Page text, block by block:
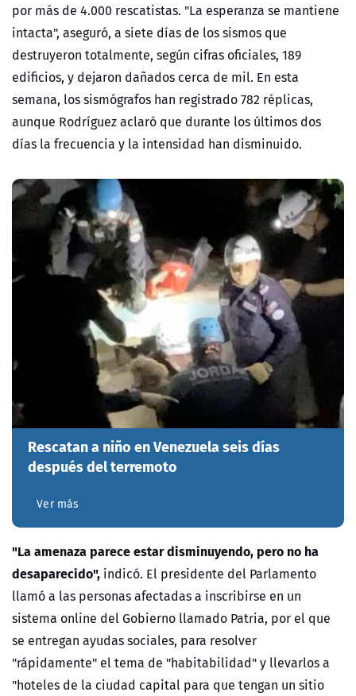
por más de 4.000 rescatistas. "La esperanza se mantiene
intacta", aseguró, a siete días de los sismos que
destruyeron totalmente, según cifras oficiales, 189
edificios, y dejaron dañados cerca de mil. En esta
semana, los sismógrafos han registrado 782 réplicas,
aunque Rodríguez aclaró que durante los últimos dos
días la frecuencia y la intensidad han disminuido.
Rescatan a niño en Venezuela seis días
después del terremoto
Ver más
"La amenaza parece estar disminuyendo, pero no ha
desaparecido", indicó. El presidente del Parlamento
llamó a las personas afectadas a inscribirse en un
sistema online del Gobierno llamado Patria, por el que
se entregan ayudas sociales, para resolver
"rápidamente" el tema de "habitabilidad" y llevarlos a
"hoteles de la ciudad capital para que tengan un sitio